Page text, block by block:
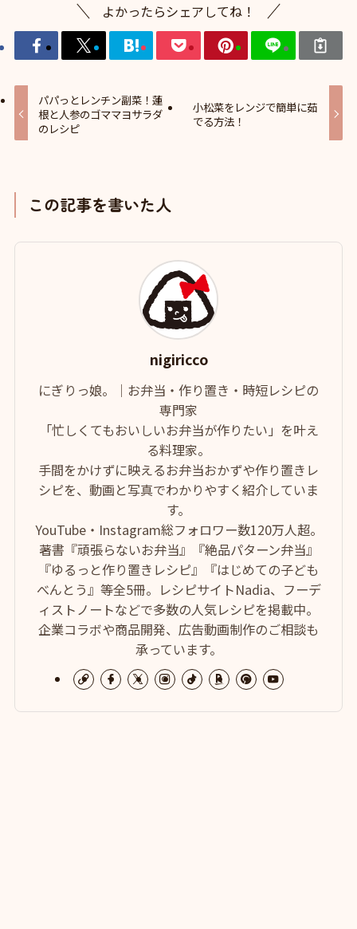
よかったらシェアしてね！
パパっとレンチン副菜！蓮
根と人参のゴママヨサラダ
のレシピ
小松菜をレンジで簡単に茹
でる方法！
この記事を書いた人
nigiricco
にぎりっ娘。｜お弁当・作り置き・時短レシピの
専門家
「忙しくてもおいしいお弁当が作りたい」を叶え
る料理家。
手間をかけずに映えるお弁当おかずや作り置きレ
シピを、動画と写真でわかりやすく紹介していま
す。
YouTube・Instagram総フォロワー数120万人超。
著書『頑張らないお弁当』『絶品パターン弁当』
『ゆるっと作り置きレシピ』『はじめての子ども
べんとう』等全5冊。レシピサイトNadia、フーデ
ィストノートなどで多数の人気レシピを掲載中。
企業コラボや商品開発、広告動画制作のご相談も
承っています。